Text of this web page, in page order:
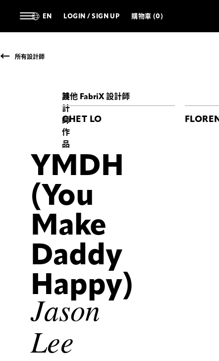
EN LOGIN / SIGN UP 購物車 (0)
所有設計師
YMDH
(You
Make
Daddy
Happy)
Jason
Lee
設
計
師
作
品
YMDH
(YOU
DADDY
HAPPY)
Jason
BODHI
BORO
DRESS
YMDH
(YOU
DADDY
HAPPY)
Jason
Multi-
layers
Calligraphy
Contrast
Denim
Blazer
Suit
Jacket
其他 FabriX 設計師
CHET LO